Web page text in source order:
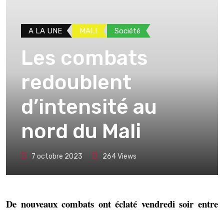
A LA UNE MALI Société
Les combats
redoublent
d’intensité au
nord du Mali
7 octobre 2023 264Views
De nouveaux combats ont éclaté vendredi soir entre